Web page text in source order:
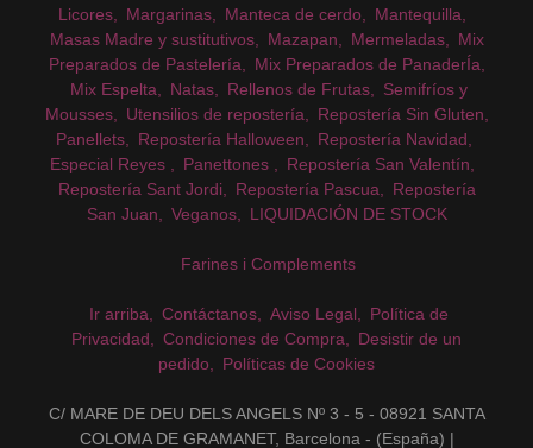
Licores
Margarinas Manteca de cerdo
Mantequilla
Masas Madre y sustitutivos
Mazapan Mermeladas
Mix
Preparados de Pastelería
Mix Preparados de PanaderÍa
Mix Espelta
Natas Rellenos de Frutas
Semifríos y
Mousses
Utensilios de repostería
Repostería Sin Gluten
Panellets
Repostería Halloween
Repostería Navidad
Especial Reyes
Panettones
Repostería San Valentín
Repostería Sant Jordi
Repostería Pascua
Repostería
San Juan
Veganos LIQUIDACIÓN DE STOCK
Farines i Complements
Ir arriba Contáctanos Aviso Legal
Política de
Privacidad
Condiciones de Compra
Desistir de un
pedido
Políticas de Cookies
C/ MARE DE DEU DELS ANGELS Nº 3 - 5 - 08921 SANTA
COLOMA DE GRAMANET, Barcelona - (España) |